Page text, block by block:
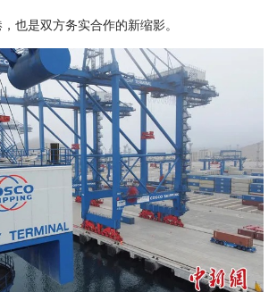
也是双方务实合作的新缩影。